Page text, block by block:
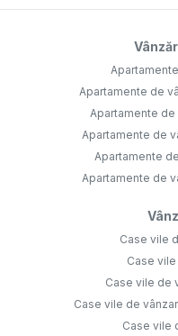
Apartamente de
Apartamente de
Apartamente de
Apartamente
Apartamente de
Case vile
Case
Case vile de
Case vile de
Case vile